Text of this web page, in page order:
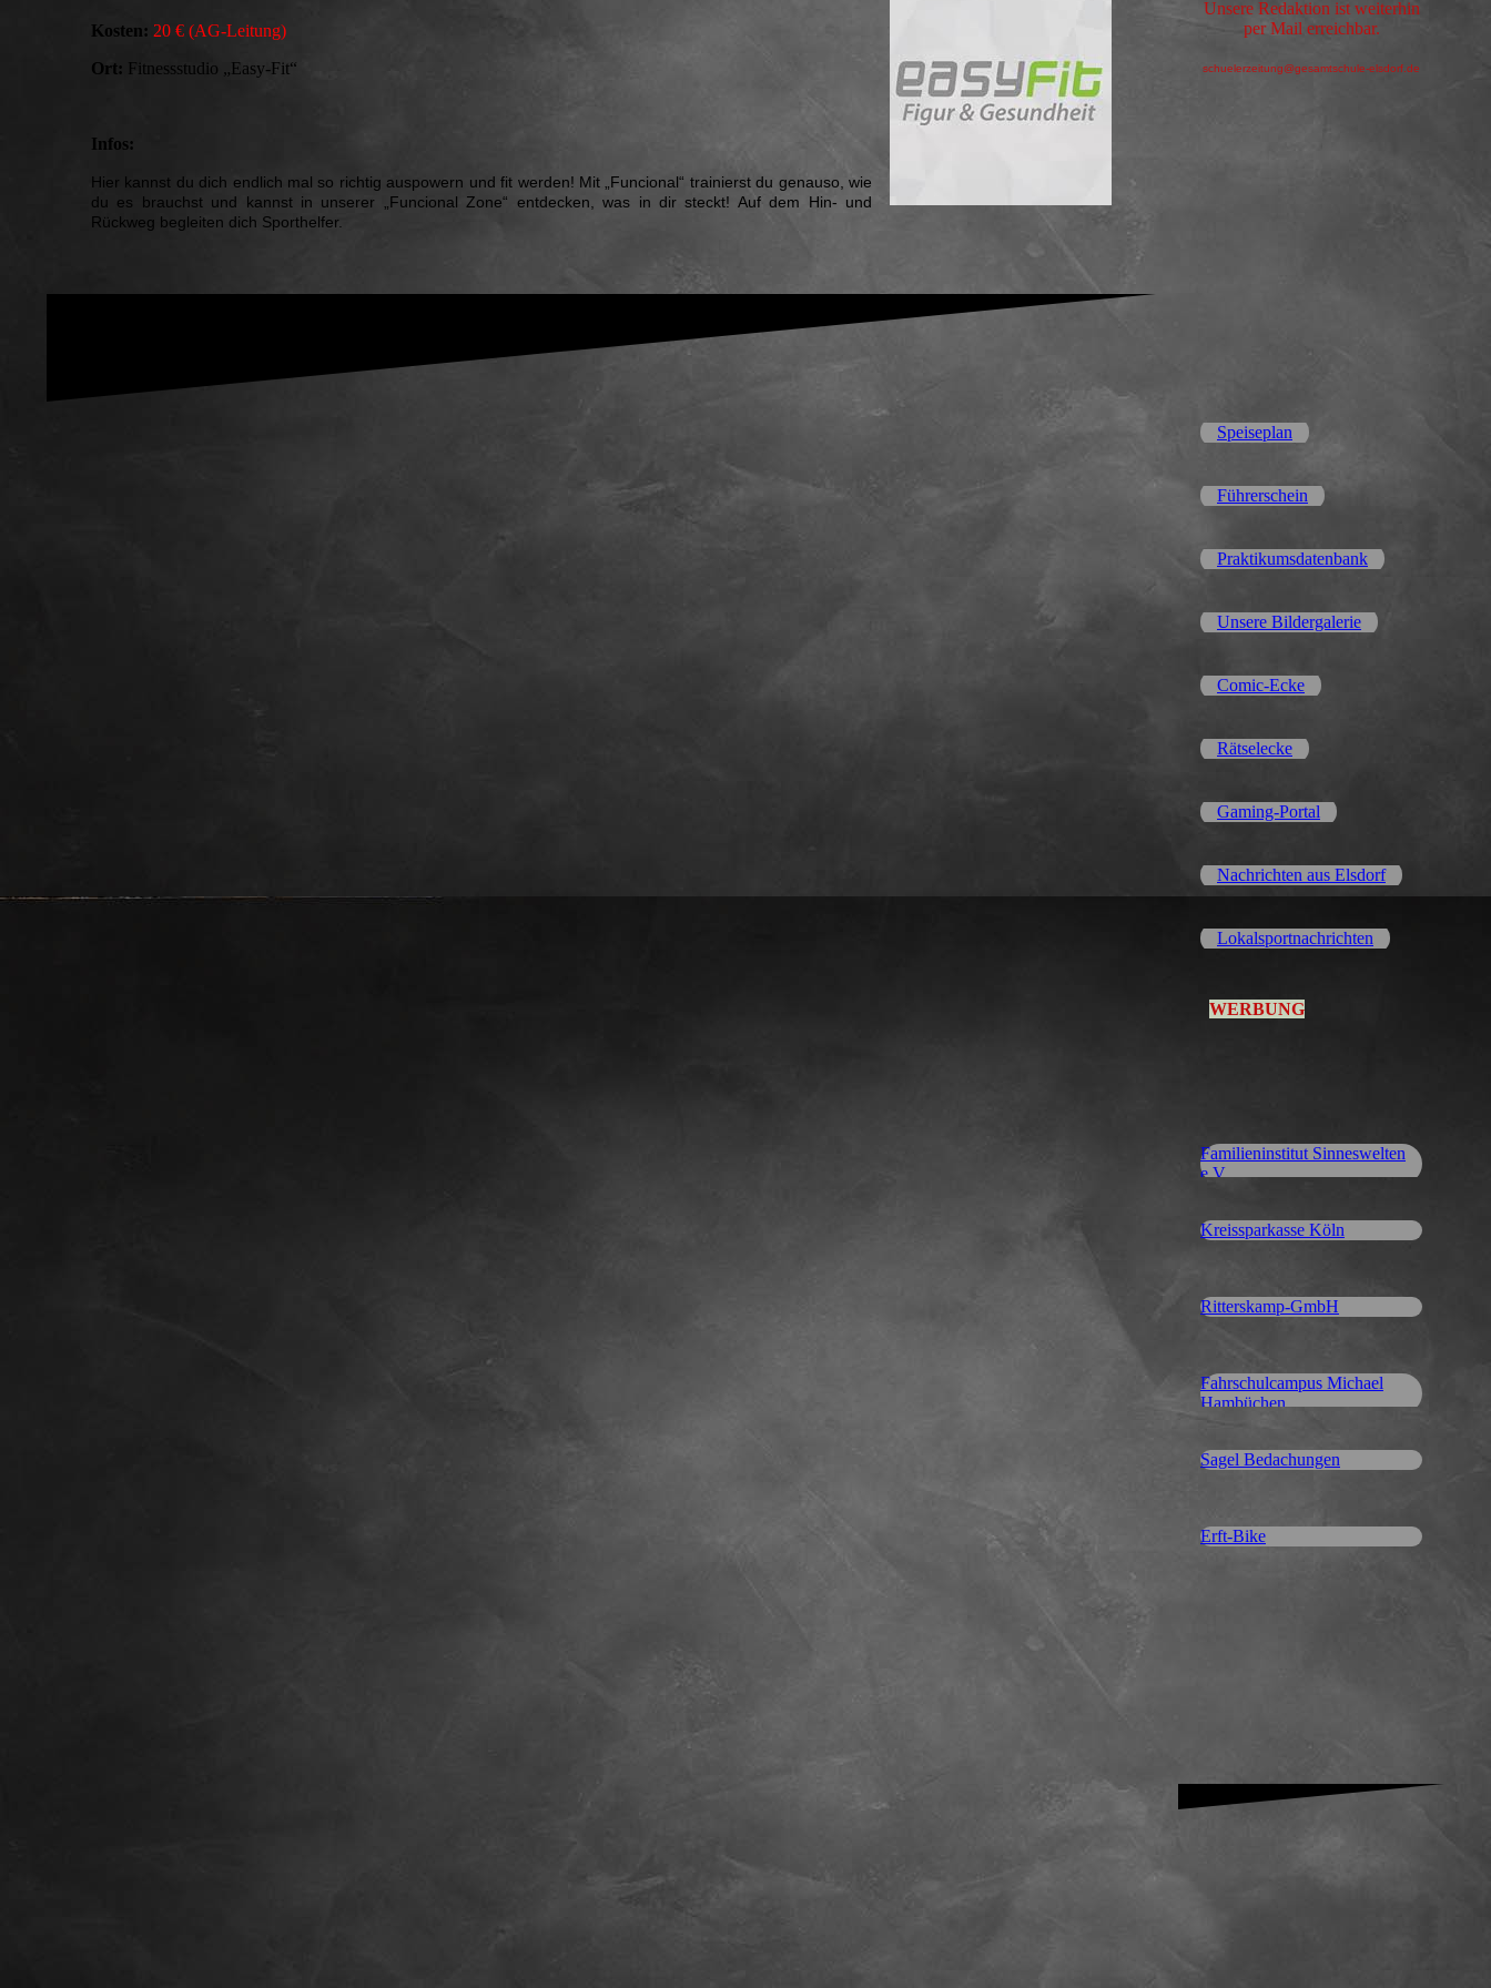
Kosten: 20 € (AG-Leitung)
Ort: Fitnessstudio „Easy-Fit“
Infos:
Hier kannst du dich endlich mal so richtig auspowern und fit werden! Mit „Funcional“ trainierst du genauso, wie
du es brauchst und kannst in unserer „Funcional Zone“ entdecken, was in dir steckt! Auf dem Hin- und
Rückweg begleiten dich Sporthelfer.
Unsere Redaktion ist weiterhin
per Mail erreichbar.
schuelerzeitung@gesamtschule-elsdorf.de
Speiseplan
Führerschein
Praktikumsdatenbank
Unsere Bildergalerie
Comic-Ecke
Rätselecke
Gaming-Portal
Nachrichten aus Elsdorf
Lokalsportnachrichten
WERBUNG
Familieninstitut Sinneswelten
e.V.
Kreissparkasse Köln
Ritterskamp-GmbH
Fahrschulcampus Michael
Hambüchen
Sagel Bedachungen
Erft-Bike